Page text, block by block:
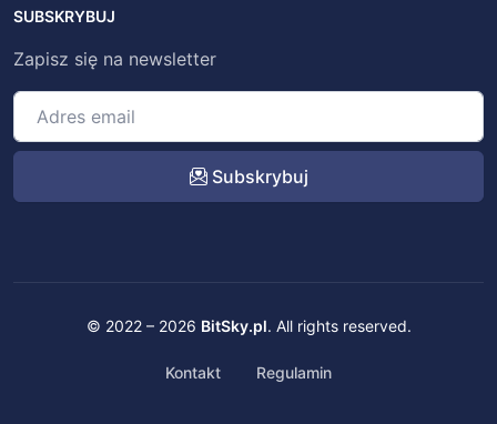
SUBSKRYBUJ
Zapisz się na newsletter
Subskrybuj
© 2022 – 2026 BitSky.pl. All rights reserved.
Kontakt Regulamin